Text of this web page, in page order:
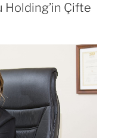
Holding’in Çifte